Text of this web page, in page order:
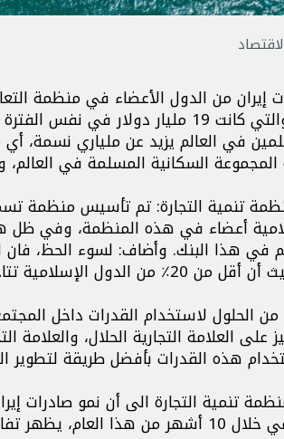
في الأشهر العشرة من هذا العام، والتي كانت
السكانية المسلمة في
هناك 57 دولة إسلامية أعضاء في هذه
في هذا البنك. وأضاف: لسوء الحظ،
من الحلول لاستخدام القدرات داخل
العلامة التجارية الحلال، والعلامة
هذه القدرات بأفضل طريقة لتطوير
الإسلامية.